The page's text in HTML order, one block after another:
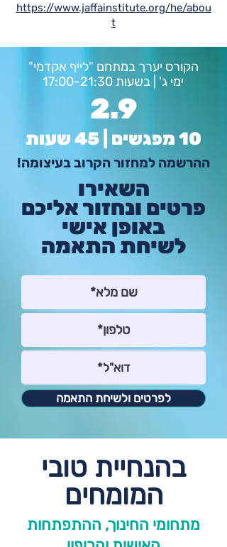
https://www.jaffainstitute.org/he/abou
t
הקורס יערך במתחם "לייף אקדמי"
ימי ג' | בשעות 17:00-21:30
2.9
10 מפגשים | 45 שעות
ההרשמה למחזור הקרוב בעיצומה!
השאירו
פרטים ונחזור אליכם
באופן אישי
לשיחת התאמה
לפרטים ולשיחת התאמה
בהנחיית טובי
המומחים
מתחומי החינוך, ההתפתחות